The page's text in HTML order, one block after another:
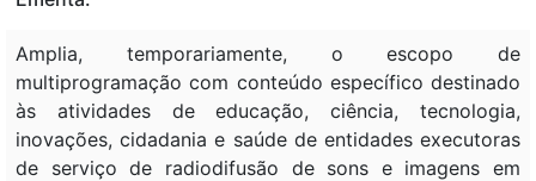
Amplia, temporariamente, o escopo de
multiprogramação com conteúdo específico destinado
às atividades de educação, ciência, tecnologia,
inovações, cidadania e saúde de entidades executoras
de serviço de radiodifusão de sons e imagens em